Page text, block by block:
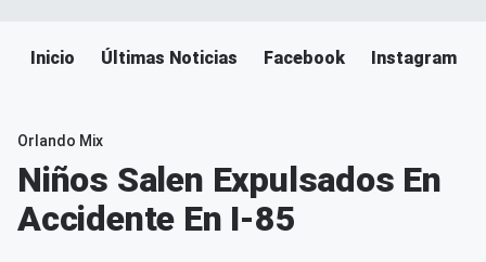
Inicio Últimas Noticias Facebook Instagram
Orlando Mix
Niños Salen Expulsados En
Accidente En I-85